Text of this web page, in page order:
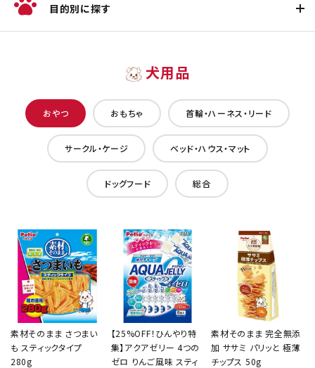
目的別に探す
犬用品
おやつ おもちゃ 首輪・ハーネス・リード
サークル・ケージ ベッド・ハウス・マット
ドッグフード 総合
素材そのまま さつまい
も スティックタイプ
280g
【25%OFF！ひんやり特
集】アクアゼリー 4つの
ゼロ りんご風味 スティ
素材そのまま 完全無添
加 ササミ パリッと 極薄
チップス 50g